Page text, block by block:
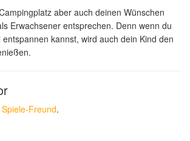
aber auch deinen Wünschen
Erwachsener entsprechen. Denn wenn du
kannst, wird auch dein Kind den
Spiele-Freund.